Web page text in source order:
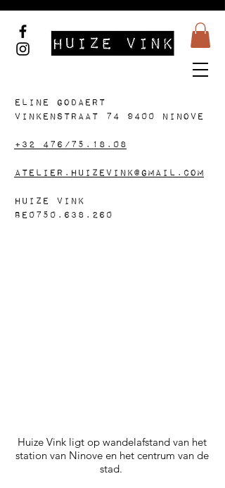
Eline Godaert
Vinkenstraat 74 9400 Ninove
+32 476/75.18.08
atelier.huizevink@gmail.com
Huize Vink
BE 0750.638.260
Huize Vink ligt op wandelafstand van het
station van Ninove en het centrum van de
stad.